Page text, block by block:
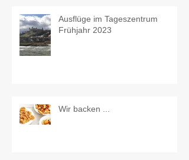
Ausflüge im Tageszentrum
Frühjahr 2023
Wir backen ...